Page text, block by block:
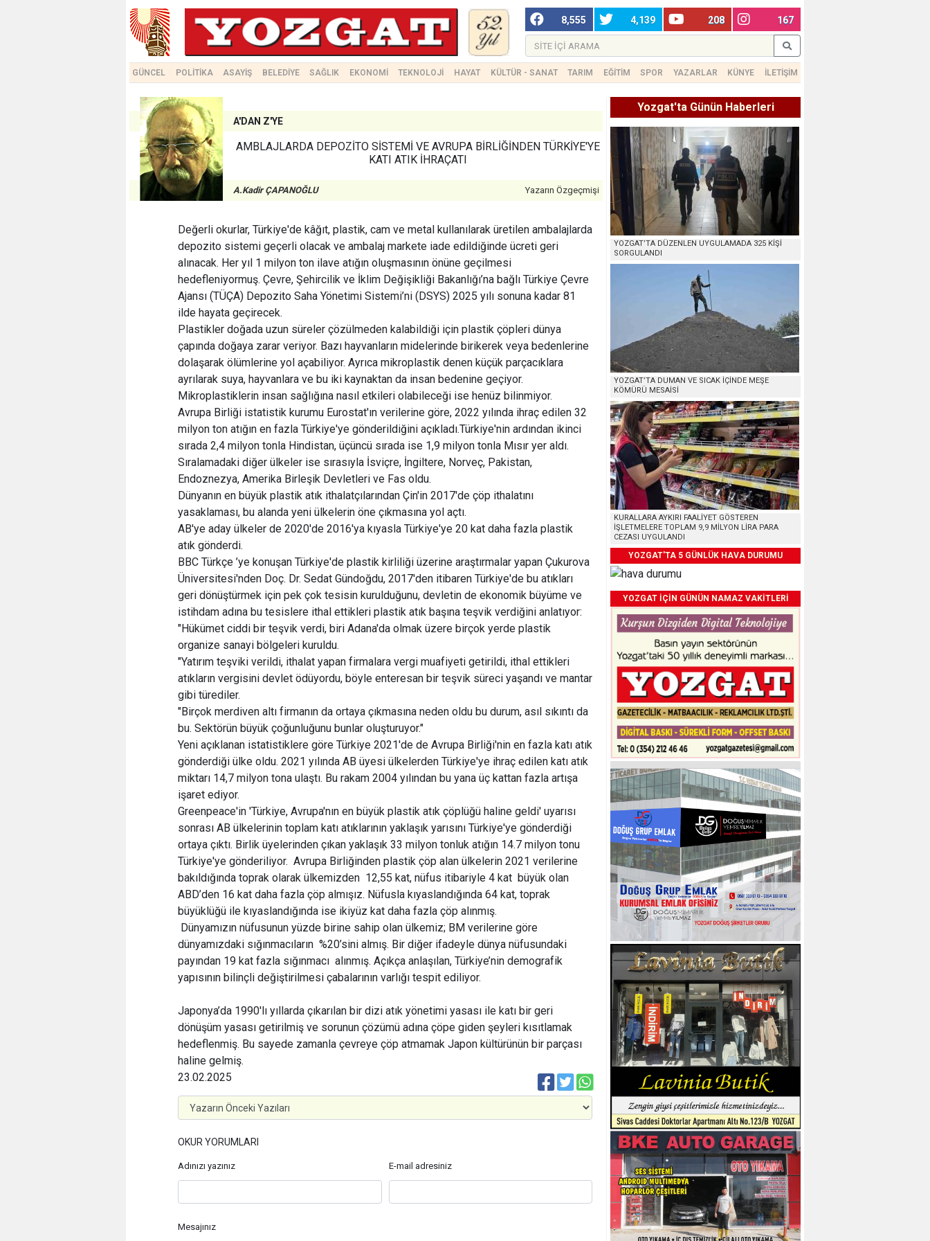
8,555 4,139 208 167
GÜNCEL POLİTİKA ASAYİŞ BELEDİYE SAĞLIK EKONOMİ TEKNOLOJİ HAYAT KÜLTÜR - SANAT TARIM EĞİTİM SPOR YAZARLAR KÜNYE İLETİŞİM
A'DAN Z'YE
AMBLAJLARDA DEPOZİTO SİSTEMİ VE AVRUPA BİRLİĞİNDEN TÜRKİYE'YE
KATI ATIK İHRAÇATI
A.Kadir ÇAPANOĞLU Yazarın Özgeçmişi
Değerli okurlar, Türkiye'de kâğıt, plastik, cam ve metal kullanılarak üretilen ambalajlarda
depozito sistemi geçerli olacak ve ambalaj markete iade edildiğinde ücreti geri
alınacak. Her yıl 1 milyon ton ilave atığın oluşmasının önüne geçilmesi
hedefleniyormuş. Çevre, Şehircilik ve İklim Değişikliği Bakanlığı’na bağlı Türkiye Çevre
Ajansı (TÜÇA) Depozito Saha Yönetimi Sistemi’ni (DSYS) 2025 yılı sonuna kadar 81
ilde hayata geçirecek.
Plastikler doğada uzun süreler çözülmeden kalabildiği için plastik çöpleri dünya
çapında doğaya zarar veriyor. Bazı hayvanların midelerinde birikerek veya bedenlerine
dolaşarak ölümlerine yol açabiliyor. Ayrıca mikroplastik denen küçük parçacıklara
ayrılarak suya, hayvanlara ve bu iki kaynaktan da insan bedenine geçiyor.
Mikroplastiklerin insan sağlığına nasıl etkileri olabileceği ise henüz bilinmiyor.
Avrupa Birliği istatistik kurumu Eurostat'ın verilerine göre, 2022 yılında ihraç edilen 32
milyon ton atığın en fazla Türkiye'ye gönderildiğini açıkladı.Türkiye'nin ardından ikinci
sırada 2,4 milyon tonla Hindistan, üçüncü sırada ise 1,9 milyon tonla Mısır yer aldı.
Sıralamadaki diğer ülkeler ise sırasıyla İsviçre, İngiltere, Norveç, Pakistan,
Endoznezya, Amerika Birleşik Devletleri ve Fas oldu.
Dünyanın en büyük plastik atık ithalatçılarından Çin'in 2017'de çöp ithalatını
yasaklaması, bu alanda yeni ülkelerin öne çıkmasına yol açtı.
AB'ye aday ülkeler de 2020'de 2016'ya kıyasla Türkiye'ye 20 kat daha fazla plastik
atık gönderdi.
BBC Türkçe ’ye konuşan Türkiye'de plastik kirliliği üzerine araştırmalar yapan Çukurova
Üniversitesi'nden Doç. Dr. Sedat Gündoğdu, 2017'den itibaren Türkiye'de bu atıkları
geri dönüştürmek için pek çok tesisin kurulduğunu, devletin de ekonomik büyüme ve
istihdam adına bu tesislere ithal ettikleri plastik atık başına teşvik verdiğini anlatıyor:
"Hükümet ciddi bir teşvik verdi, biri Adana'da olmak üzere birçok yerde plastik
organize sanayi bölgeleri kuruldu.
"Yatırım teşviki verildi, ithalat yapan firmalara vergi muafiyeti getirildi, ithal ettikleri
atıkların vergisini devlet ödüyordu, böyle enteresan bir teşvik süreci yaşandı ve mantar
gibi türediler.
"Birçok merdiven altı firmanın da ortaya çıkmasına neden oldu bu durum, asıl sıkıntı da
bu. Sektörün büyük çoğunluğunu bunlar oluşturuyor."
Yeni açıklanan istatistiklere göre Türkiye 2021'de de Avrupa Birliği'nin en fazla katı atık
gönderdiği ülke oldu. 2021 yılında AB üyesi ülkelerden Türkiye'ye ihraç edilen katı atık
miktarı 14,7 milyon tona ulaştı. Bu rakam 2004 yılından bu yana üç kattan fazla artışa
işaret ediyor.
Greenpeace'in 'Türkiye, Avrupa'nın en büyük plastik atık çöplüğü haline geldi' uyarısı
sonrası AB ülkelerinin toplam katı atıklarının yaklaşık yarısını Türkiye'ye gönderdiği
ortaya çıktı. Birlik üyelerinden çıkan yaklaşık 33 milyon tonluk atığın 14.7 milyon tonu
Türkiye'ye gönderiliyor. Avrupa Birliğinden plastik çöp alan ülkelerin 2021 verilerine
bakıldığında toprak olarak ülkemizden 12,55 kat, nüfus itibariyle 4 kat büyük olan
ABD’den 16 kat daha fazla çöp almışız. Nüfusla kıyaslandığında 64 kat, toprak
büyüklüğü ile kıyaslandığında ise ikiyüz kat daha fazla çöp alınmış.
Dünyamızın nüfusunun yüzde birine sahip olan ülkemiz; BM verilerine göre
dünyamızdaki sığınmacıların %20’sini almış. Bir diğer ifadeyle dünya nüfusundaki
payından 19 kat fazla sığınmacı alınmış. Açıkça anlaşılan, Türkiye’nin demografik
yapısının bilinçli değiştirilmesi çabalarının varlığı tespit ediliyor.
Japonya’da 1990'lı yıllarda çıkarılan bir dizi atık yönetimi yasası ile katı bir geri
dönüşüm yasası getirilmiş ve sorunun çözümü adına çöpe giden şeyleri kısıtlamak
hedeflenmiş. Bu sayede zamanla çevreye çöp atmamak Japon kültürünün bir parçası
haline gelmiş.
23.02.2025
OKUR YORUMLARI
Adınızı yazınız E-mail adresiniz
Mesajınız
Yozgat'ta Günün Haberleri
YOZGAT’TA DÜZENLEN UYGULAMADA 325 KİŞİ
SORGULANDI
YOZGAT’TA DUMAN VE SICAK İÇİNDE MEŞE
KÖMÜRÜ MESAİSİ
KURALLARA AYKIRI FAALİYET GÖSTEREN
İŞLETMELERE TOPLAM 9,9 MİLYON LİRA PARA
CEZASI UYGULANDI
YOZGAT'TA 5 GÜNLÜK HAVA DURUMU
YOZGAT İÇİN GÜNÜN NAMAZ VAKİTLERİ